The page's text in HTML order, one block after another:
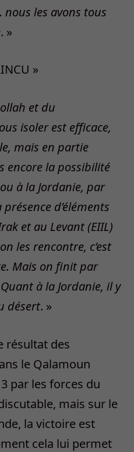
les avons tous
. »
»
et du
isoler est efficace,
mais en partie
encore la possibilité
à la Jordanie, par
d’éléments
et au Levant (EIIL)
les rencontre, c’est
Mais on finit par
à la Jordanie, il y
désert. »
résultat des
le Qalamoun
par les forces du
mais sur le
la victoire est
cela lui permet